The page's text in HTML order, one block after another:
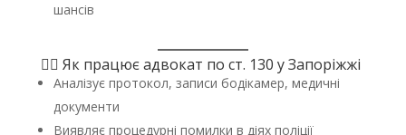
шансів
👨‍⚖️ Як працює адвокат по ст. 130 у Запоріжжі
Аналізує протокол, записи бодікамер, медичні
документи
Виявляє процедурні помилки в діях поліції